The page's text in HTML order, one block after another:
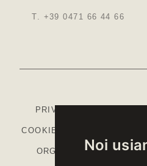
Noi
T. +39 0471 66 44 66
PRIVACY
COOKIE
ORGANIZZATIVO -